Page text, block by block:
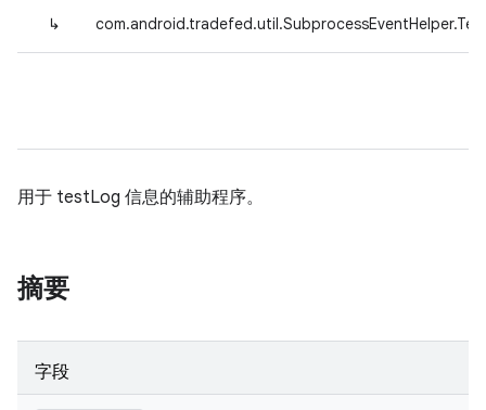
↳
用于 testLog 信息的辅助程序。
摘要
字段